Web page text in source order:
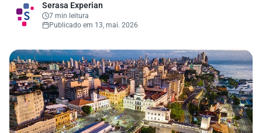
Serasa Experian
7 min leitura
Publicado em 13, mai. 2026